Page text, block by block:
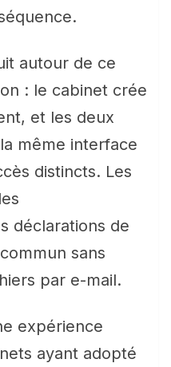
autour de ce
: le cabinet crée
et les deux
même interface
distincts. Les
déclarations de
sans
par e-mail.
expérience
ayant adopté